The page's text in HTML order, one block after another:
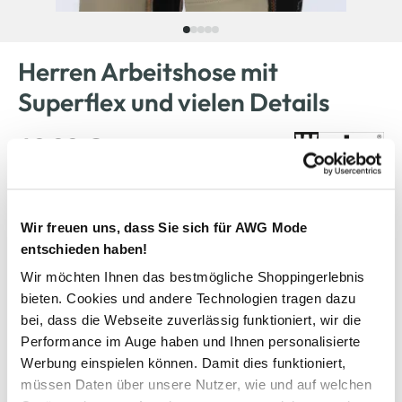
Wir freuen uns, dass Sie sich für AWG Mode
entschieden haben!
Wir möchten Ihnen das bestmögliche Shoppingerlebnis
bieten. Cookies und andere Technologien tragen dazu
bei, dass die Webseite zuverlässig funktioniert, wir die
Performance im Auge haben und Ihnen personalisierte
Werbung einspielen können. Damit dies funktioniert,
müssen Daten über unsere Nutzer, wie und auf welchen
Herren Arbeitshose mit
Superflex und vielen Details
49,99 €
Größe:
48 50 52 54 56 58
Anzahl:
Bitte wählen Sie eine Größe aus